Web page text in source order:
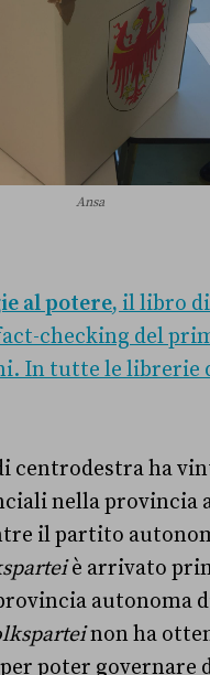
Ansa
al potere, il libro di
checking del
In tutte le librerie
centrodestra ha
nella provincia
il partito
è arrivato
autonoma
non ha
poter governare